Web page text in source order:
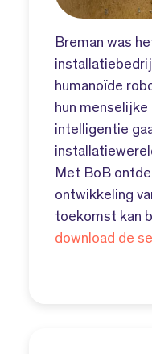
Breman was
humanoïde
hun
intelligentie
Met BoB
ontwikkeling
toekomst kan
download de